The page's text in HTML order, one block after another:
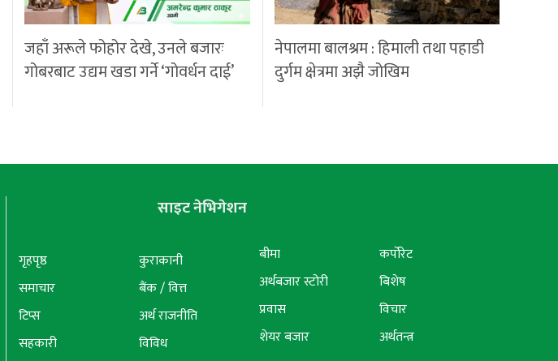
जहाँ अरूले फोहोर देखे, उनले बजारः
गोबरबाट उद्यम खडा गर्ने ‘गोवर्धन दाई’
नेपालमा बालश्रम : हिमाली तथा पहाडी
दुर्गम क्षेत्रमा अझै जोखिम
साइट नेभिगेशन
गृहपृष्ठ
समाचार
टिप्स
सहकारी
कुराकानी
बैंक / वित्त
अर्थ राजनीति
विविध
बीमा
अर्थबजार स्टोरी
प्रवास
शेयर बजार
कर्पोरेट
बिशेष
विचार
अर्थतन्त्र